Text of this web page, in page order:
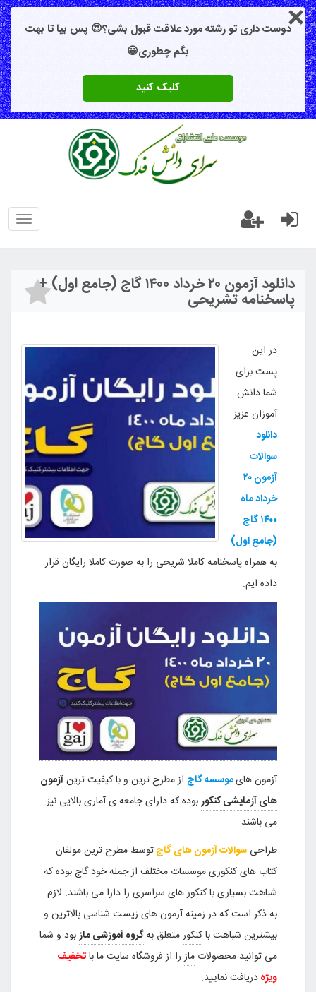
دوست داری تو رشته مورد علاقت قبول بشی؟😍 پس بیا تا بهت
بگم چطوری😀
کلیک کنید
دانلود آزمون ۲۰ خرداد ۱۴۰۰ گاج (جامع اول) +
پاسخنامه تشریحی
در این
پست برای
شما دانش
آموزان عزیز
دانلود
سوالات
آزمون۲۰
خرداد ماه
۱۴۰۰ گاج
(جامع اول)
به همراه پاسخنامه کاملا شریحی را به صورت کاملا رایگان قرار
داده ایم.
آزمون هایموسسه گاج از مطرح ترین و با کیفیت ترینآزمون
های آزمایشی کنکوربوده که دارای جامعه ی آماری بالایی نیز
می باشند.
طراحی سوالات آزمون های گاجتوسط مطرح ترین مولفان
کتاب های کنکوری موسسات مختلف از جمله خود گاج بوده که
شباهت بسیاری باکنکورهای سراسری را دارا می باشند. لازم
به ذکر است که در زمینه آزمون های زیست شناسی بالاترین و
بیشترین شباهت باکنکورمتعلق بهگروه آموزشی مازبود و شما
می توانید محصولات مازرا از فروشگاه سایت ما باتخفیف
ویژهدریافت نمایید.